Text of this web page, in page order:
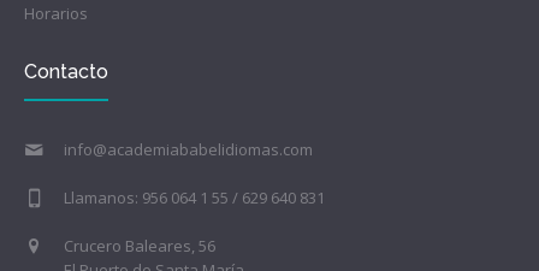
Horarios
Contacto
info@academiababelidiomas.com
Llamanos: 956 064 1 55 / 629 640 831
Crucero Baleares, 56